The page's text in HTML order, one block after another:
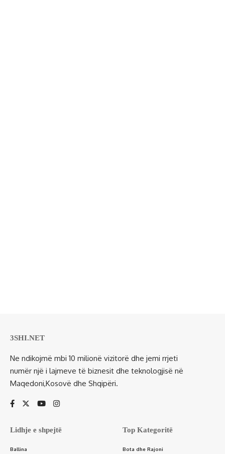
3SHI.NET
Ne ndikojmë mbi 10 milionë vizitorë dhe jemi rrjeti
numër një i lajmeve të biznesit dhe teknologjisë në
Maqedoni,Kosovë dhe Shqipëri.
Lidhje e shpejtë
Ballina
Top Kategoritë
Bota dhe Rajoni